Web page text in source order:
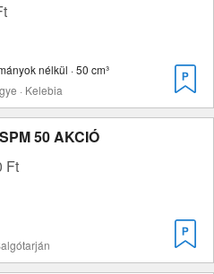
nélkül · 50 cm³
· Kelebia
50 AKCIÓ
Ft